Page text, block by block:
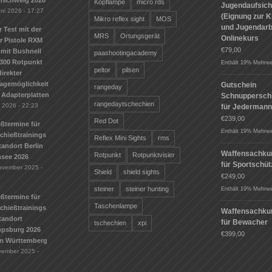
2026 - 17:27
Test mit der
Pistole RXM
Bushnell
Rotpunkt
Adapterplatten
2026 - 22:23
für
Berlin
2026
2025 -
für
2026
Württemberg
2025 -
Kopflampe micro rds
Mikro reflex sight MOS
MRS Ortungsgerät
paashootingacademy
peltor pilsen
rangeday
rangedaytschechien
Red Dot
Reflex Mini Sights rms
Rotpunkt Rotpunktvisier
Shield shield sights
steiner steiner hunting
Taschenlampe
tschechien xpi
(Eignung zur
und
Onlinekurs
€79,00
Enthält 19%
Gutschein
für Jedermann
€239,00
Enthält 19%
für
€249,00
Enthält 19%
für Bewacher
€399,00